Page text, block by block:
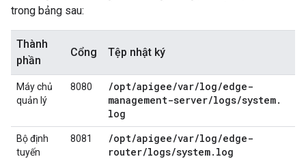
trong bảng sau:
Thành
phần
Cổng Tệp nhật ký
Máy chủ
quản lý
8080 /opt/apigee/var/log/edge-
management-server/logs/system.
log
Bộ định
tuyến
8081 /opt/apigee/var/log/edge-
router/logs/system. log